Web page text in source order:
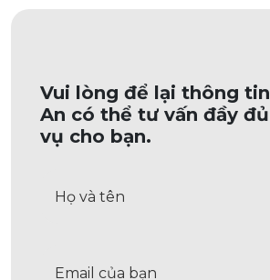
Vui lòng để lại thông
An có thể tư vấn đầy
vụ cho bạn.